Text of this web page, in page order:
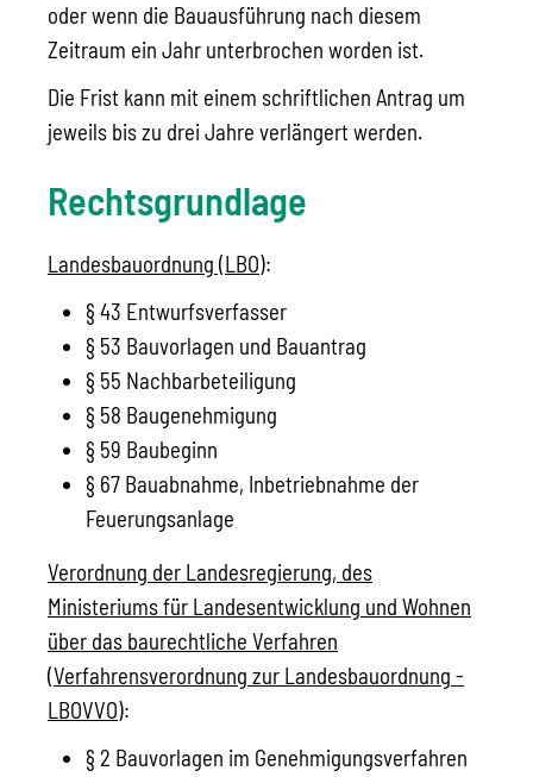
oder wenn die Bauausführung nach diesem
Zeitraum ein Jahr unterbrochen worden ist.
Die Frist kann mit einem schriftlichen Antrag um
jeweils bis zu drei Jahre verlängert werden.
Rechtsgrundlage
Landesbauordnung (LBO):
§ 43 Entwurfsverfasser
§ 53 Bauvorlagen und Bauantrag
§ 55 Nachbarbeteiligung
§ 58 Baugenehmigung
§ 59 Baubeginn
§ 67 Bauabnahme, Inbetriebnahme der
Feuerungsanlage
Verordnung der Landesregierung, des
Ministeriums für Landesentwicklung und Wohnen
über das baurechtliche Verfahren
(Verfahrensverordnung zur Landesbauordnung -
LBOVVO):
§ 2 Bauvorlagen im Genehmigungsverfahren